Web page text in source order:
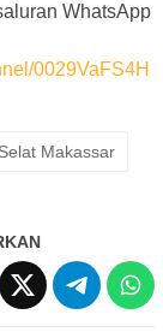
WhatsApp
0029VaFS4H
Selat Makassar